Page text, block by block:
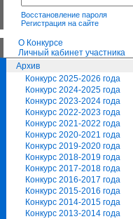
Восстановление пароля
Регистрация на сайте
О Конкурсе
Личный кабинет участника
Архив
Конкурс 2025-2026 года
Конкурс 2024-2025 года
Конкурс 2023-2024 года
Конкурс 2022-2023 года
Конкурс 2021-2022 года
Конкурс 2020-2021 года
Конкурс 2019-2020 года
Конкурс 2018-2019 года
Конкурс 2017-2018 года
Конкурс 2016-2017 года
Конкурс 2015-2016 года
Конкурс 2014-2015 года
Конкурс 2013-2014 года